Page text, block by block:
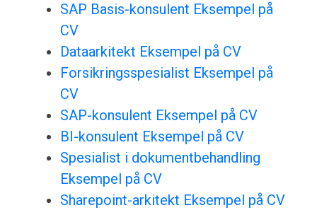
SAP Basis-konsulent Eksempel på
CV
Dataarkitekt Eksempel på CV
Forsikringsspesialist Eksempel på
CV
SAP-konsulent Eksempel på CV
BI-konsulent Eksempel på CV
Spesialist i dokumentbehandling
Eksempel på CV
Sharepoint-arkitekt Eksempel på CV